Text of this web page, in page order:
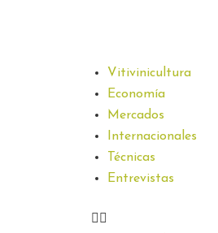
Vitivinicultura
Economía
Mercados
Internacionales
Técnicas
Entrevistas